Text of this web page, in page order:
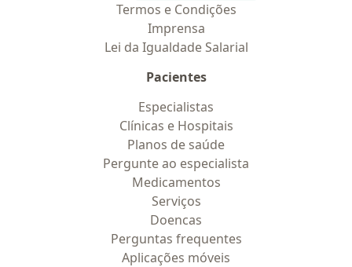
Termos e Condições
Imprensa
Lei da Igualdade Salarial
Pacientes
Especialistas
Clínicas e Hospitais
Planos de saúde
Pergunte ao especialista
Medicamentos
Serviços
Doencas
Perguntas frequentes
Aplicações móveis